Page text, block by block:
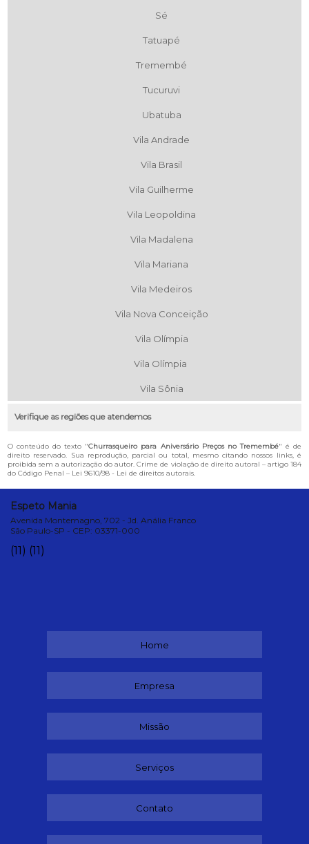
Sé
Tatuapé
Tremembé
Tucuruvi
Ubatuba
Vila Andrade
Vila Brasil
Vila Guilherme
Vila Leopoldina
Vila Madalena
Vila Mariana
Vila Medeiros
Vila Nova Conceição
Vila Olímpia
Vila Olímpia
Vila Sônia
Verifique as regiões que atendemos
O conteúdo do texto "Churrasqueiro para Aniversário Preços no Tremembé" é de
direito reservado. Sua reprodução, parcial ou total, mesmo citando nossos links, é
proibida sem a autorização do autor. Crime de violação de direito autoral – artigo 184
do Código Penal – Lei 9610/98 - Lei de direitos autorais.
Espeto Mania
Avenida Montemagno, 702 - Jd. Anália Franco
São Paulo-SP - CEP: 03371-000
(11) (11)
Home
Empresa
Missão
Serviços
Contato